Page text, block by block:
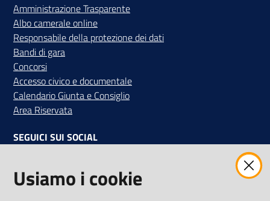
Amministrazione Trasparente
Albo camerale online
Responsabile della protezione dei dati
Bandi di gara
Concorsi
Accesso civico e documentale
Calendario Giunta e Consiglio
Area Riservata
SEGUICI SUI SOCIAL
Usiamo i cookie